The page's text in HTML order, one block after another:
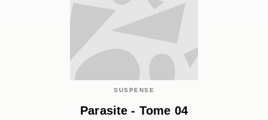
SUSPENSE
Parasite - Tome 04